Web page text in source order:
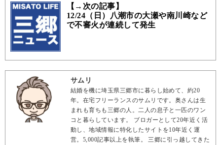
【→次の記事】
12/24（日）八潮市の大瀬や南川崎など
で不審火が連続して発生
サムリ
結婚を機に埼玉県三郷市に暮らし始めて、約20
年。在宅フリーランスのサムリです。奥さんは生
まれも育ちも三郷の人。二人の息子と一匹のワン
コと暮らしています。 ブロガーとして20年近く活
動し、地域情報に特化したサイトを10年近く運
営。5,000記事以上を執筆。 三郷に引っ越してきた